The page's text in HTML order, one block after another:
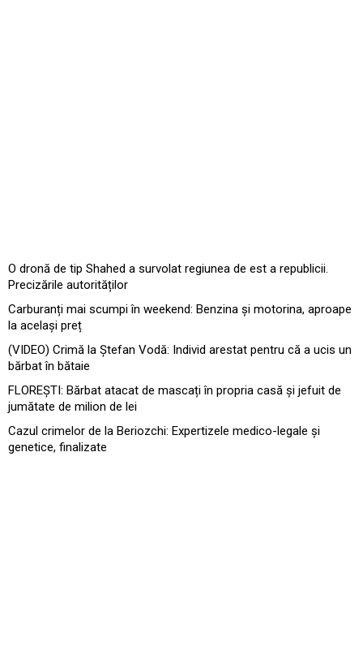
O dronă de tip Shahed a survolat regiunea de est a republicii.
Precizările autorităților
Carburanți mai scumpi în weekend: Benzina și motorina, aproape
la același preț
(VIDEO) Crimă la Ștefan Vodă: Individ arestat pentru că a ucis un
bărbat în bătaie
FLOREȘTI: Bărbat atacat de mascați în propria casă și jefuit de
jumătate de milion de lei
Cazul crimelor de la Beriozchi: Expertizele medico-legale și
genetice, finalizate